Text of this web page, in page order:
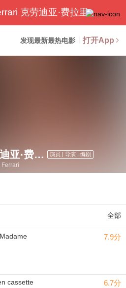
克劳迪亚·费拉里
发现最新最热电影 打开App
克劳迪亚·费拉里 演员 | 导演 | 编剧
全部
7.9分
6.7分
cassette